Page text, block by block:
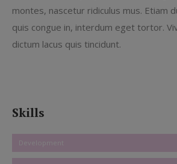
montes, nascetur ridiculus mus. Etiam
quis congue in, interdum eget tortor.
dictum lacus quis tincidunt.
Skills
Development